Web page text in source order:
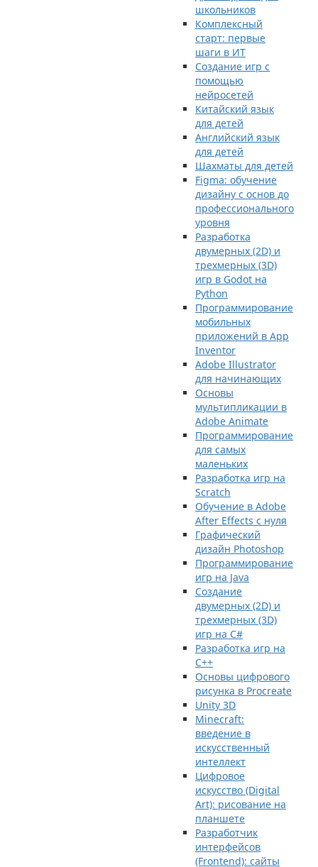
школьников
Комплексный
старт: первые
шаги в ИТ
Создание игр с
помощью
нейросетей
Китайский язык
для детей
Английский язык
для детей
Шахматы для детей
Figma: обучение
дизайну с основ до
профессионального
уровня
Разработка
двумерных (2D) и
трехмерных (3D)
игр в Godot на
Python
Программирование
мобильных
приложений в App
Inventor
Adobe Illustrator
для начинающих
Основы
мультипликации в
Adobe Animate
Программирование
для самых
маленьких
Разработка игр на
Scratch
Обучение в Adobe
After Effects с нуля
Графический
дизайн Photoshop
Программирование
игр на Java
Создание
двумерных (2D) и
трехмерных (3D)
игр на C#
Разработка игр на
C++
Основы цифрового
рисунка в Procreate
Unity 3D
Minecraft:
введение в
искусственный
интеллект
Цифровое
искусство (Digital
Art): рисование на
планшете
Разработчик
интерфейсов
(Frontend): сайты